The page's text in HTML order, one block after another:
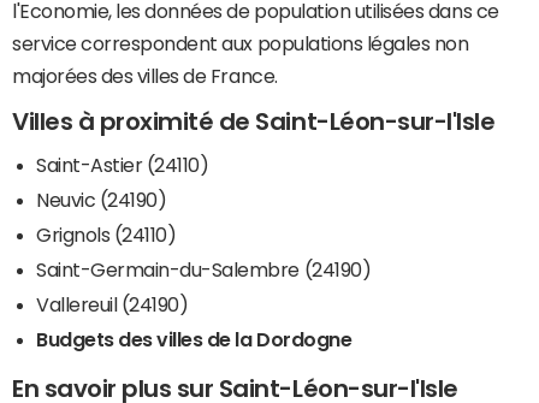
l'Economie, les données de population utilisées dans ce
service correspondent aux populations légales non
majorées des villes de France.
Villes à proximité de Saint-Léon-sur-l'Isle
Saint-Astier (24110)
Neuvic (24190)
Grignols (24110)
Saint-Germain-du-Salembre (24190)
Vallereuil (24190)
Budgets des villes de la Dordogne
En savoir plus sur Saint-Léon-sur-l'Isle